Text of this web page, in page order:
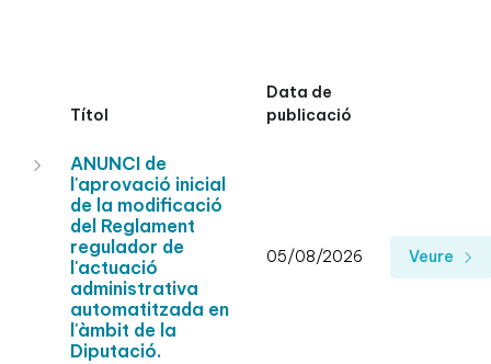
Títol
Data de
publicació
ANUNCI de
l'aprovació inicial
de la modificació
del Reglament
regulador de
l'actuació
administrativa
automatitzada en
l'àmbit de la
Diputació.
05/08/2026 Veure